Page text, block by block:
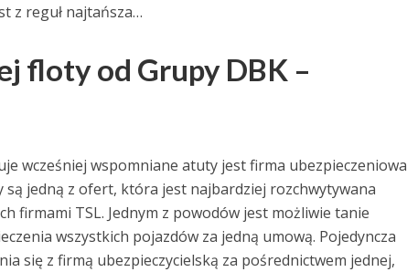
z reguł najtańsza…
floty od Grupy DBK –
wcześniej wspomniane atuty jest firma ubezpieczeniowa
są jedną z ofert, która jest najbardziej rozchwytywana
firmami TSL. Jednym z powodów jest możliwie tanie
wszystkich pojazdów za jedną umową. Pojedyncza
się z firmą ubezpieczycielską za pośrednictwem jednej,